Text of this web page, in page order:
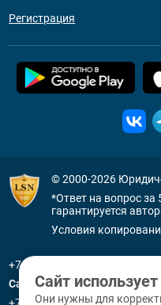
Регистрация
© 2000-2026
*Ответ на вопрос за
гарантируется
Условия
+7 (800) 505-91-11
Санкт-Петербург
+7 (812) 336-92-64
Сайт
Они нужны для